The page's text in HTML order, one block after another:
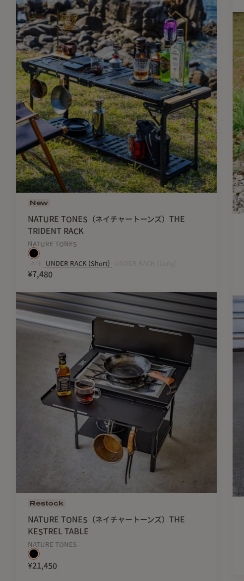
New
NATURE TONES（ネイチャートーンズ）THE
TRIDENT RACK
NATURE TONES
UNDER RACK (Short)
¥7,480
Restock
NATURE TONES（ネイチャートーンズ）THE
KESTREL TABLE
NATURE TONES
¥21,450